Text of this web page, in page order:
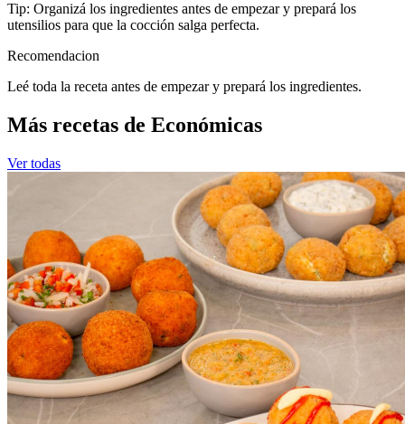
Tip: Organizá los ingredientes antes de empezar y prepará los
utensilios para que la cocción salga perfecta.
Recomendacion
Leé toda la receta antes de empezar y prepará los ingredientes.
Más recetas de Económicas
Ver todas